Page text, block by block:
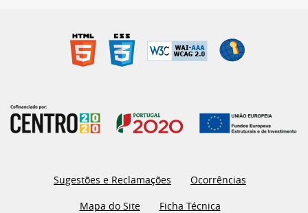
Sugestões e Reclamações
Ocorrências
Mapa do Site
Ficha Técnica